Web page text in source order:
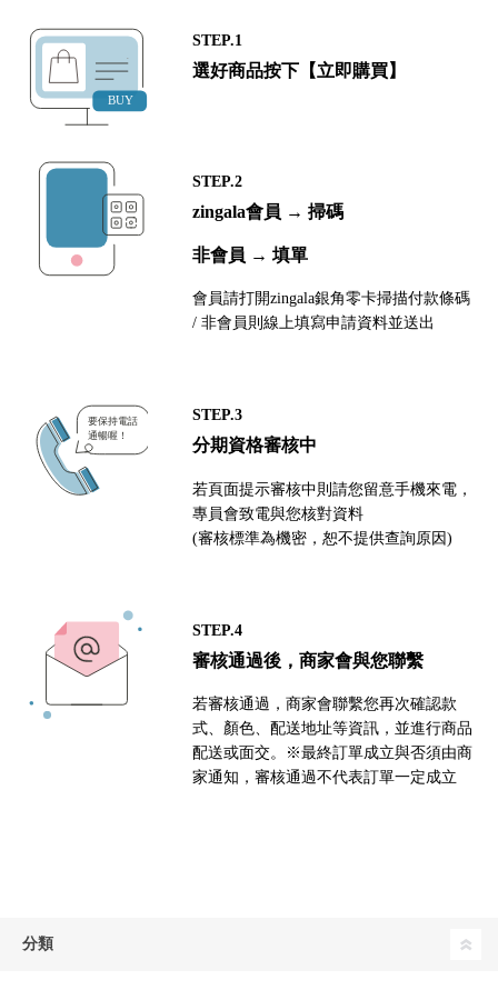
STEP.1
選好商品按下【立即購買】
STEP.2
zingala會員 → 掃碼
非會員 → 填單
會員請打開zingala銀角零卡掃描付款條碼
/ 非會員則線上填寫申請資料並送出
STEP.3
分期資格審核中
若頁面提示審核中則請您留意手機來電，
專員會致電與您核對資料
(審核標準為機密，恕不提供查詢原因)
STEP.4
審核通過後，商家會與您聯繫
若審核通過，商家會聯繫您再次確認款
式、顏色、配送地址等資訊，並進行商品
配送或面交。※最終訂單成立與否須由商
家通知，審核通過不代表訂單一定成立
分類